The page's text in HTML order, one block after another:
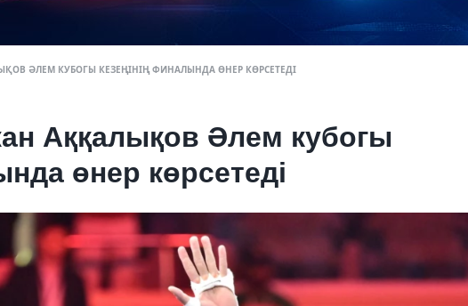
ӘЛЕМ КУБОГЫ КЕЗЕҢІНІҢ ФИНАЛЫНДА ӨНЕР КӨРСЕТЕДІ
Аққалықов Әлем кубогы
өнер көрсетеді